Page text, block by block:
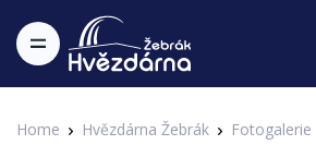
Home Hvězdárna Žebrák Fotogalerie